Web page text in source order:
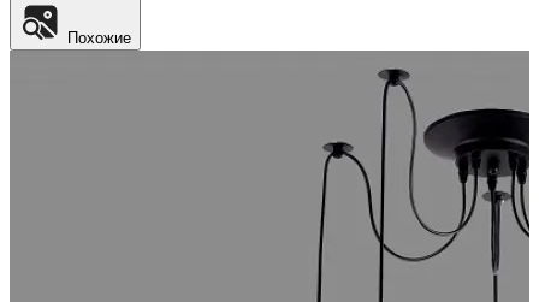
Похожие